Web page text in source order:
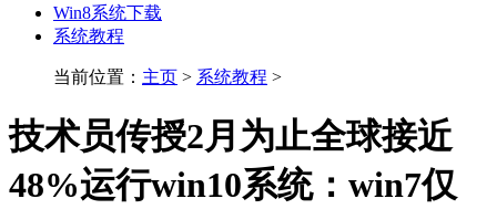
Win8系统下载
系统教程
当前位置： 主页 > 系统教程 >
技术员传授2月为止全球接近
48%运行win10系统：win7仅